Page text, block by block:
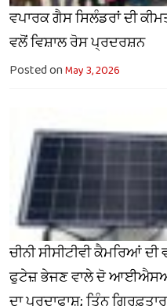
ਵਪਾਰਕ ਗੈਸ ਸਿਲੰਡਰਾਂ ਦੀ
ਵਲੋਂ ਵਿਸ਼ਾਲ ਰੋਸ ਪ੍ਰਦਰਸ਼ਨ
Posted onMay 3, 2026
ਚੀਨੀ ਸੀਸੀਟੀਵੀ ਕੈਮਰਿਆਂ
ਫੁਟੇਜ਼ ਭੇਜਣ ਵਾਲੇ ਦੋ